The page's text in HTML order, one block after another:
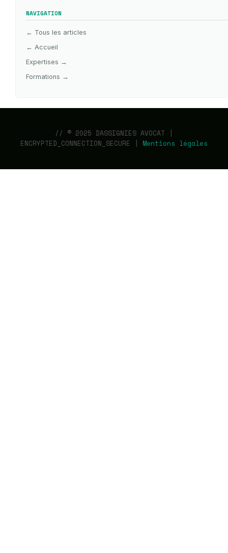
NAVIGATION
← Tous les articles
← Accueil
Expertises →
Formations →
// © 2025 DASSIGNIES AVOCAT |
ENCRYPTED_CONNECTION_SECURE | Mentions légales